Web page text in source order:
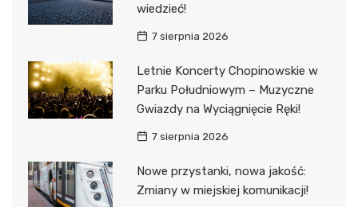
wiedzieć!
7 sierpnia 2026
Letnie Koncerty Chopinowskie w
Parku Południowym – Muzyczne
Gwiazdy na Wyciągnięcie Ręki!
7 sierpnia 2026
Nowe przystanki, nowa jakość:
Zmiany w miejskiej komunikacji!